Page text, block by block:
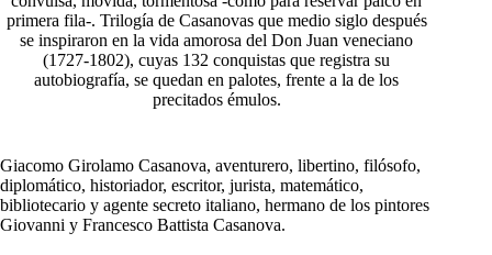
primera fila-. Trilogía de Casanovas que medio siglo después
se inspiraron en la vida amorosa del Don Juan veneciano
(1727-1802), cuyas 132 conquistas que registra su
autobiografía, se quedan en palotes, frente a la de los
precitados émulos.
Giacomo Girolamo Casanova, aventurero, libertino, filósofo,
diplomático, historiador, escritor, jurista, matemático,
bibliotecario y agente secreto italiano, hermano de los pintores
Giovanni y Francesco Battista Casanova.